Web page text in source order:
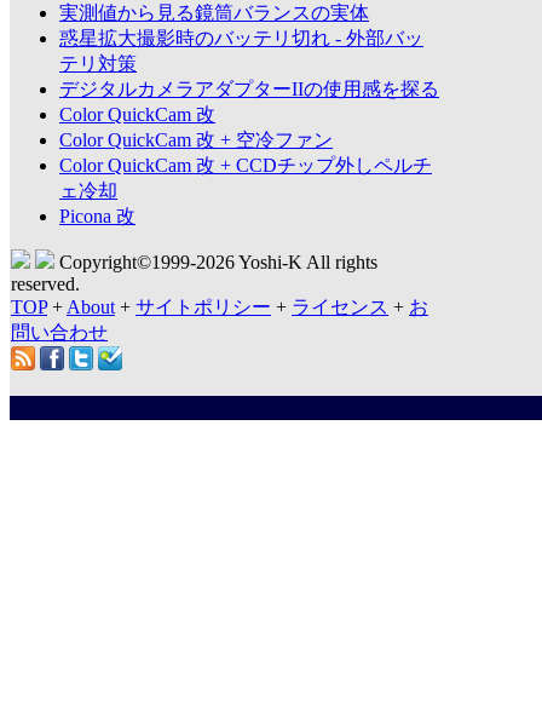
実測値から見る鏡筒バランスの実体
惑星拡大撮影時のバッテリ切れ - 外部バッ
テリ対策
デジタルカメラアダプターIIの使用感を探る
Color QuickCam 改
Color QuickCam 改 + 空冷ファン
Color QuickCam 改 + CCDチップ外しペルチ
ェ冷却
Picona 改
Copyright©1999-2026 Yoshi-K All rights
reserved.
TOP+ About + サイトポリシー + ライセンス + お
問い合わせ